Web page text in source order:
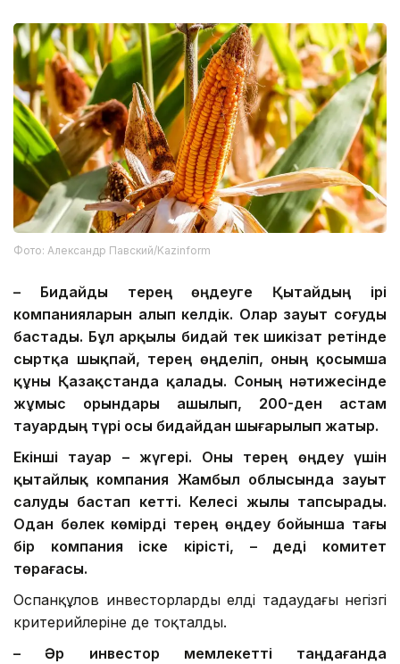
Фото: Александр Павский/Kazinform
– Бидайды терең өңдеуге Қытайдың ірі
компанияларын алып келдік. Олар зауыт соғуды
бастады. Бұл арқылы бидай тек шикізат ретінде
сыртқа шықпай, терең өңделіп, оның қосымша
құны Қазақстанда қалады. Соның нәтижесінде
жұмыс орындары ашылып, 200-ден астам
тауардың түрі осы бидайдан шығарылып жатыр.
Екінші тауар – жүгері. Оны терең өңдеу үшін
қытайлық компания Жамбыл облысында зауыт
салуды бастап кетті. Келесі жылы тапсырады.
Одан бөлек көмірді терең өңдеу бойынша тағы
бір компания іске кірісті, – деді комитет
төрағасы.
Оспанқұлов инвесторлардың елді таңдаудағы негізгі
критерийлеріне де тоқталды.
– Әр инвестор мемлекетті таңдағанда